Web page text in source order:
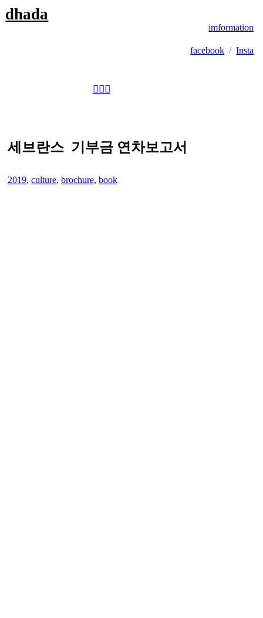
dhada
imformation
facebook /Insta
︎︎︎
세브란스 기부금 연차보고서
2019, culture, brochure, book